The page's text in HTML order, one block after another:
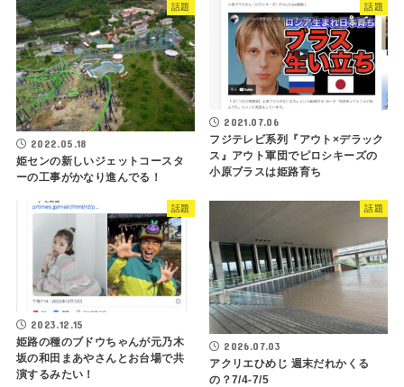
話題
2022.05.18
姫センの新しいジェットコースタ
ーの工事がかなり進んでる！
話題
2021.07.06
フジテレビ系列『アウト×デラック
ス』アウト軍団でピロシキーズの
小原ブラスは姫路育ち
話題
2023.12.15
姫路の種のブドウちゃんが元乃木
坂の和田まあやさんとお台場で共
演するみたい！
話題
2026.07.03
アクリエひめじ 週末だれかくる
の？7/4-7/5